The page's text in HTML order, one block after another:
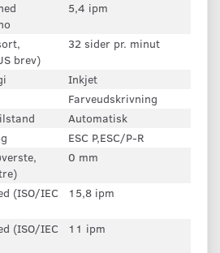
5,4 ipm
brev)
32 sider pr. minut
Inkjet
Farveudskrivning
Automatisk
ESC P,ESC/P-R
0 mm
(ISO/IEC
15,8 ipm
(ISO/IEC
11 ipm